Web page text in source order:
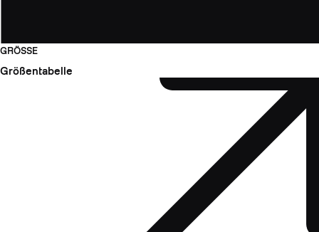
GRÖSSE
Größentabelle